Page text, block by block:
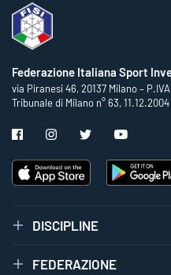
Federazione Italiana Sport
via Piranesi 46, 20137 Milano –
Tribunale di Milano n° 63, 11.12.2004
DISCIPLINE
FEDERAZIONE